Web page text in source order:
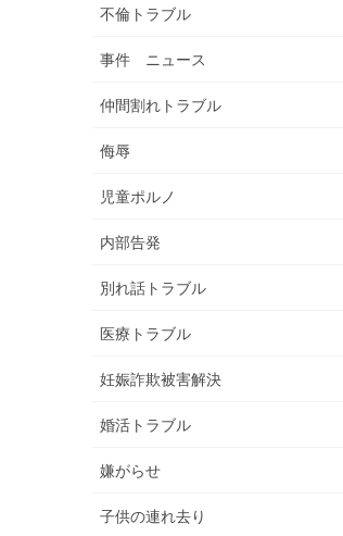
不倫トラブル
事件 ニュース
仲間割れトラブル
侮辱
児童ポルノ
内部告発
別れ話トラブル
医療トラブル
妊娠詐欺被害解決
婚活トラブル
嫌がらせ
子供の連れ去り